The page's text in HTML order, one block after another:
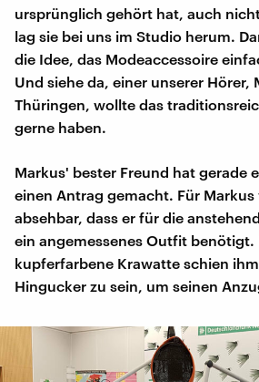
ursprünglich gehört hat, auch
lag sie bei uns im Studio herum.
die Idee, das Modeaccessoire
Und siehe da, einer unserer Hörer,
Thüringen, wollte das
gerne haben.
Markus' bester Freund hat gerade
einen Antrag gemacht. Für
absehbar, dass er für die
ein angemessenes Outfit benötigt.
kupferfarbene Krawatte schien
Hingucker zu sein, um seinen